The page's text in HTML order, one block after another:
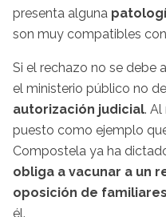
presenta alguna
son muy compatibles
Si el rechazo no se debe
el ministerio público no
autorización judicial. Al
puesto como ejemplo
Compostela ya ha
obliga a vacunar a un
oposición de familiares
él.